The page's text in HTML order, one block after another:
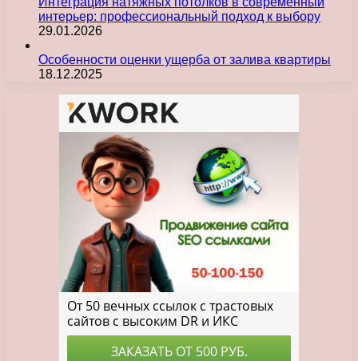
интерьер: профессиональный подход к выбору
29.01.2026
Особенности оценки ущерба от залива квартиры
18.12.2025